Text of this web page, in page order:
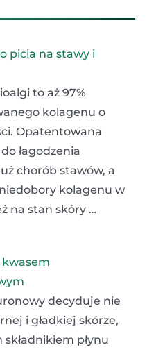
picia na stawy i
to aż 97%
kolagenu o
Opatentowana
łagodzenia
chorób stawów, a
kolagenu w
na stan skóry …
kwasem
decyduje nie
i gładkiej skórze,
płynu